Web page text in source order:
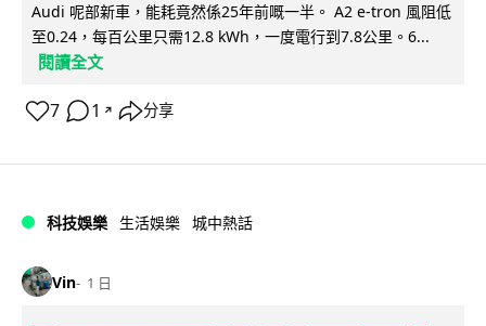
Audi 呢部新車，能耗竟然係25年前嘅一半。 A2 e-tron 風阻低
至0.24，每百公里只需12.8 kWh，一度電行到7.8公里。6...
閱讀全文
7 1 ↗ 分享
科技娛樂 生活娛樂 城中熱話
Vin 1 日